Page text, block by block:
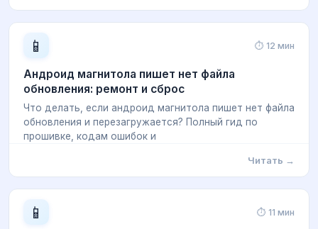
📱 ⏱ 12 мин
Андроид магнитола пишет нет файла
обновления: ремонт и сброс
Что делать, если андроид магнитола пишет нет файла
обновления и перезагружается? Полный гид по
прошивке, кодам ошибок и
Читать →
📱 ⏱ 11 мин